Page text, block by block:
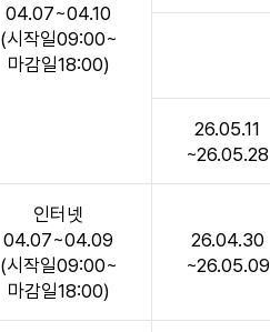
04.07~04.10
(시작일09:00~
마감일18:00)
26.05.11
~26.05.28
인터넷
04.07~04.09
(시작일09:00~
마감일18:00)
26.04.30
~26.05.09